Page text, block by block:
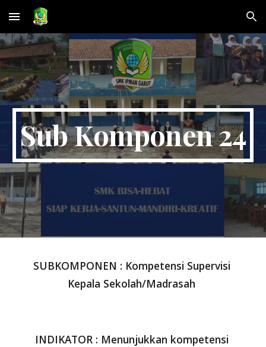
Skip to main content Skip to navigation
Sub Komponen 24
SUBKOMPONEN : Kompetensi Supervisi
Kepala Sekolah/Madrasah
INDIKATOR : Menunjukkan kompetensi